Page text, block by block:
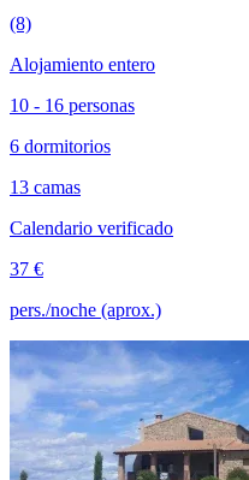
(8)
Alojamiento entero
10 - 16 personas
6 dormitorios
13 camas
Calendario verificado
37 €
pers./noche (aprox.)